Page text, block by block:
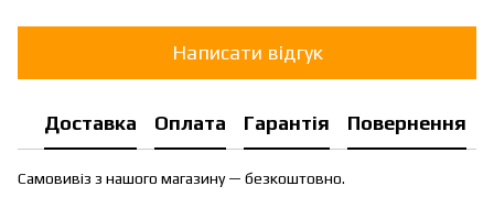
Написати відгук
Доставка Оплата Гарантія Повернення
Самовивіз з нашого магазину — безкоштовно.